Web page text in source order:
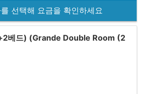
선택해 요금을 확인하세요
베드) (Grande Double Room (2